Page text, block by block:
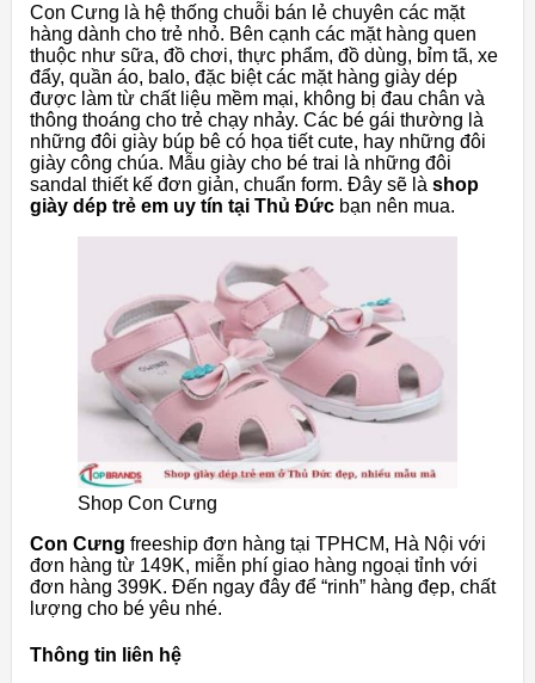
Con Cưng là hệ thống chuỗi bán lẻ chuyên các mặt
hàng dành cho trẻ nhỏ. Bên cạnh các mặt hàng quen
thuộc như sữa, đồ chơi, thực phẩm, đồ dùng, bỉm tã, xe
đẩy, quần áo, balo, đặc biệt các mặt hàng giày dép
được làm từ chất liệu mềm mại, không bị đau chân và
thông thoáng cho trẻ chạy nhảy. Các bé gái thường là
những đôi giày búp bê có họa tiết cute, hay những đôi
giày công chúa. Mẫu giày cho bé trai là những đôi
sandal thiết kế đơn giản, chuẩn form. Đây sẽ là shop
giày dép trẻ em uy tín tại Thủ Đức bạn nên mua.
Shop Con Cưng
Con Cưng freeship đơn hàng tại TPHCM, Hà Nội với
đơn hàng từ 149K, miễn phí giao hàng ngoại tỉnh với
đơn hàng 399K. Đến ngay đây để “rinh” hàng đẹp, chất
lượng cho bé yêu nhé.
Thông tin liên hệ